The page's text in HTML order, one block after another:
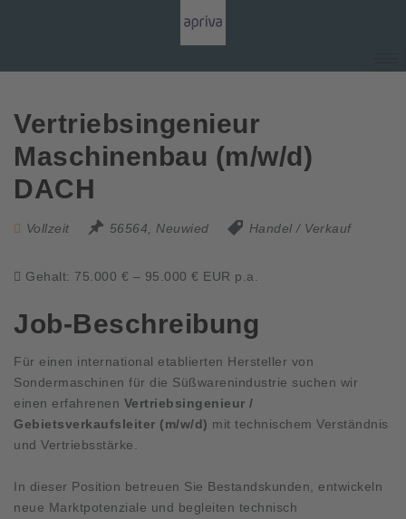
Vertriebsingenieur
Maschinenbau (m/w/d)
DACH
Vollzeit 56564, Neuwied Handel / Verkauf
Gehalt: 75.000 € – 95.000 € EUR p.a.
Job-Beschreibung
Für einen international etablierten Hersteller von
Sondermaschinen für die Süßwarenindustrie suchen wir
einen erfahrenen Vertriebsingenieur /
Gebietsverkaufsleiter (m/w/d) mit technischem Verständnis
und Vertriebsstärke.
In dieser Position betreuen Sie Bestandskunden, entwickeln
neue Marktpotenziale und begleiten technisch